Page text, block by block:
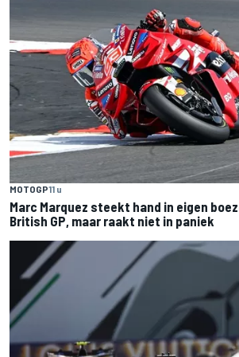
MOTOGP11 u
Marc Marquez steekt hand in eigen
British GP, maar raakt niet in paniek